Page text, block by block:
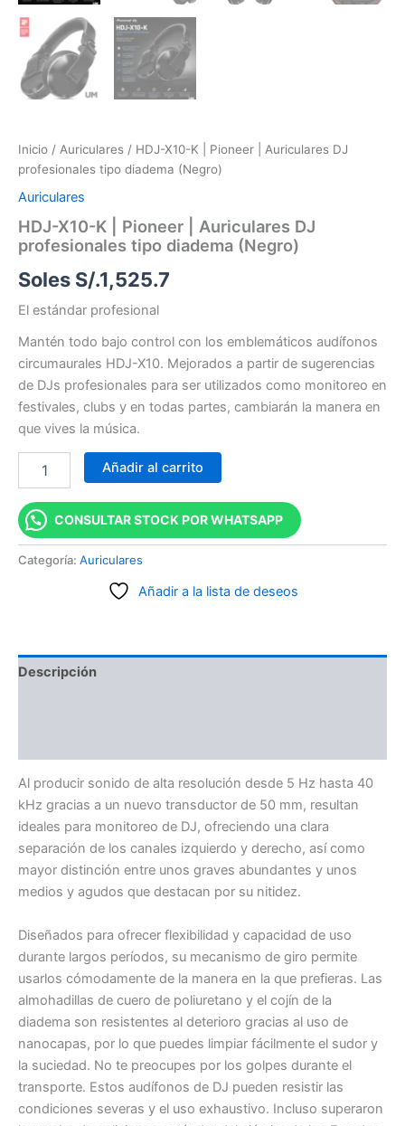
Inicio / Auriculares / HDJ-X10-K | Pioneer | Auriculares DJ
profesionales tipo diadema (Negro)
Auriculares
HDJ-X10-K | Pioneer | Auriculares DJ
profesionales tipo diadema (Negro)
Soles S/.1,525.7
El estándar profesional
Mantén todo bajo control con los emblemáticos audífonos
circumaurales HDJ-X10. Mejorados a partir de sugerencias
de DJs profesionales para ser utilizados como monitoreo en
festivales, clubs y en todas partes, cambiarán la manera en
que vives la música.
Añadir al carrito
CONSULTAR STOCK POR WHATSAPP
Categoría: Auriculares
Añadir a la lista de deseos
Descripción
Al producir sonido de alta resolución desde 5 Hz hasta 40
kHz gracias a un nuevo transductor de 50 mm, resultan
ideales para monitoreo de DJ, ofreciendo una clara
separación de los canales izquierdo y derecho, así como
mayor distinción entre unos graves abundantes y unos
medios y agudos que destacan por su nitidez.
Diseñados para ofrecer flexibilidad y capacidad de uso
durante largos períodos, su mecanismo de giro permite
usarlos cómodamente de la manera en la que prefieras. Las
almohadillas de cuero de poliuretano y el cojín de la
diadema son resistentes al deterioro gracias al uso de
nanocapas, por lo que puedes limpiar fácilmente el sudor y
la suciedad. No te preocupes por los golpes durante el
transporte. Estos audífonos de DJ pueden resistir las
condiciones severas y el uso exhaustivo. Incluso superaron